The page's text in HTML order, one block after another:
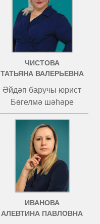
ЧИСТОВА
ТАТЬЯНА ВАЛЕРЬЕВНА
Әйдәп баручы юрист
Бөгелмә шәһәре
ИВАНОВА
АЛЕВТИНА ПАВЛОВНА